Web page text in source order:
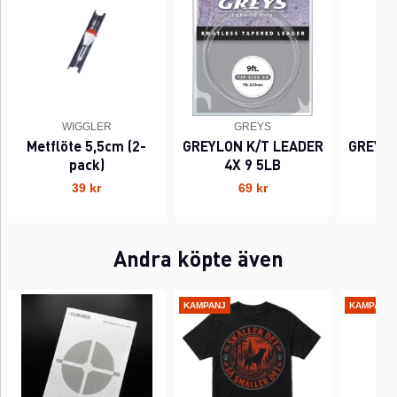
WIGGLER
Metflöte 5,5cm (2-
pack)
39 kr
GREYS
GREYLON K/T LEADER
4X 9 5LB
69 kr
Andra köpte även
KAMPANJ KAMPANJ